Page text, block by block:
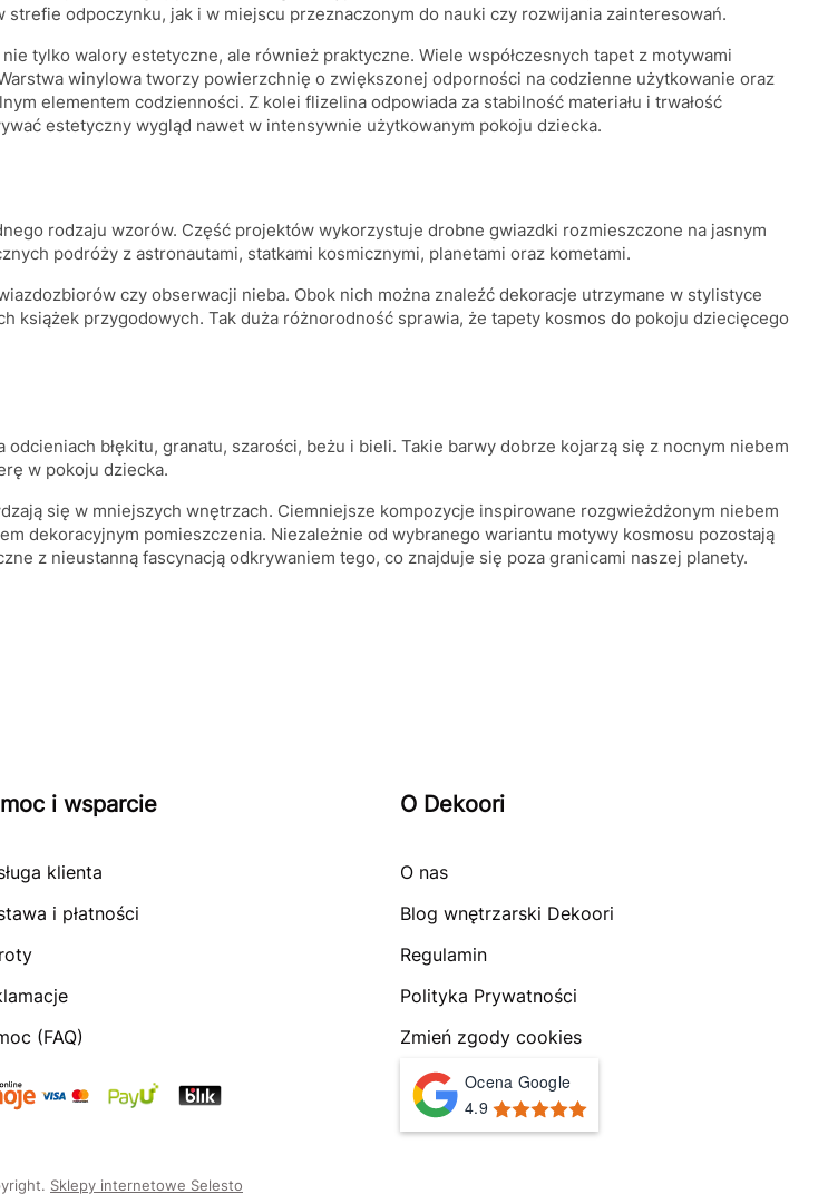
odpoczynku, jak i w miejscu przeznaczonym do nauki czy rozwijania zainteresowań.
tylko walory estetyczne, ale również praktyczne. Wiele współczesnych tapet z motywami
winylowa tworzy powierzchnię o zwiększonej odporności na codzienne użytkowanie oraz
elementem codzienności. Z kolei flizelina odpowiada za stabilność materiału i trwałość
estetyczny wygląd nawet w intensywnie użytkowanym pokoju dziecka.
rodzaju wzorów. Część projektów wykorzystuje drobne gwiazdki rozmieszczone na jasnym
podróży z astronautami, statkami kosmicznymi, planetami oraz kometami.
czy obserwacji nieba. Obok nich można znaleźć dekoracje utrzymane w stylistyce
przygodowych. Tak duża różnorodność sprawia, że tapety kosmos do pokoju dziecięcego
błękitu, granatu, szarości, beżu i bieli. Takie barwy dobrze kojarzą się z nocnym niebem
w pokoju dziecka.
się w mniejszych wnętrzach. Ciemniejsze kompozycje inspirowane rozgwieżdżonym niebem
dekoracyjnym pomieszczenia. Niezależnie od wybranego wariantu motywy kosmosu pozostają
z nieustanną fascynacją odkrywaniem tego, co znajduje się poza granicami naszej planety.
i wsparcie
klienta
i płatności
(FAQ)
O Dekoori
O nas
Blog wnętrzarski Dekoori
Regulamin
Polityka Prywatności
Zmień zgody cookies
Ocena Google
4.9
Sklepy internetowe Selesto